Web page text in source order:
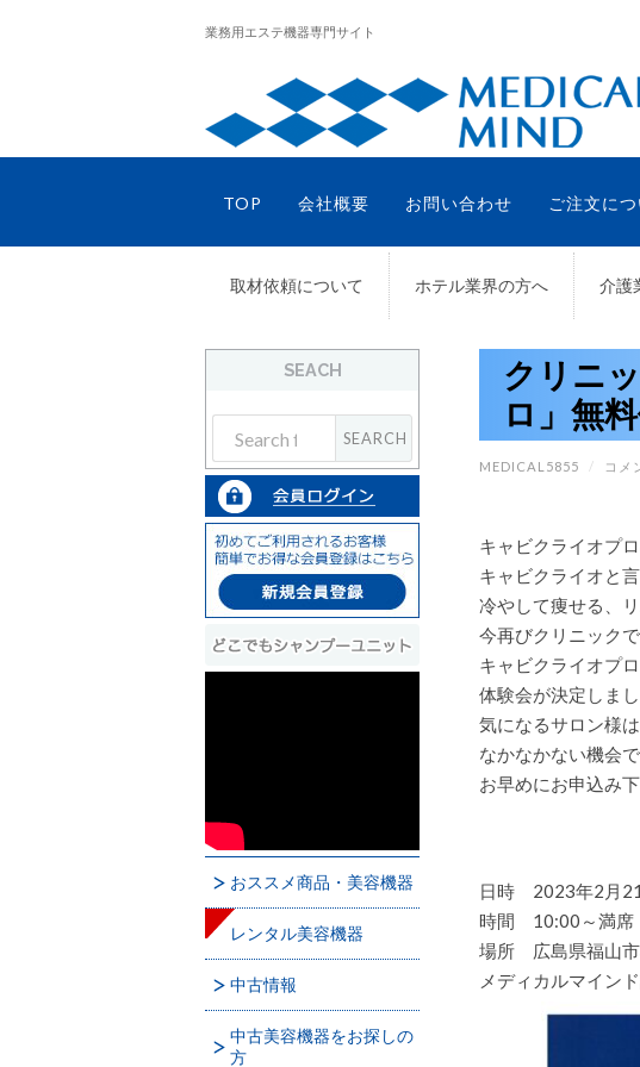
業務用エステ機器専門サイト
TOP 会社概要 お問い合わせ ご注文に
取材依頼について ホテル業界の方へ 介護
クリニ
ロ」無
MEDICAL5855 /
ク
で
大
レ
イ
ク
中
美
容
機
器
ャ
プ
ロ」
無
料
験
募
コメ
キャビクライオプ
キャビクライオと
冷やして痩せる、
今再びクリニック
キャビクライオプ
体験会が決定しまし
気になるサロン様
なかなかない機会で
お早めにお申込み下
日時 2023年2月
時間 10:00～満
場所 広島県福山
メディカルマイン
SEACH
おススメ商品・美容機器
レンタル美容機器
中古情報
中古美容機器をお探しの
方